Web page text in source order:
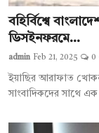
বহির্বিশ্বে
ডিসইনফরমে...
admin Feb 21, 2025 0
ইয়াছির আরাফাত
সাংবাদিকদের সাথে